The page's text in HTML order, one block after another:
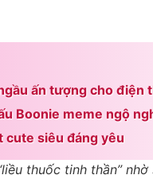
ấn tượng cho điện
Boonie meme ngộ
cute siêu đáng yêu
thuốc tinh thần”